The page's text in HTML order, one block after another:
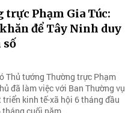
Phạm Gia Túc:
để Tây Ninh duy
số
Thủ tướng Thường trực Phạm
đã làm việc với Ban Thường vụ
kinh tế-xã hội 6 tháng đầu